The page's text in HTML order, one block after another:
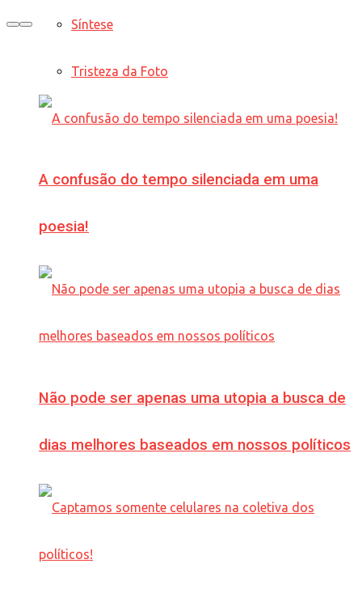
Síntese
Tristeza da Foto
A confusão do tempo silenciada em uma
poesia!
Não pode ser apenas uma utopia a busca de
dias melhores baseados em nossos políticos